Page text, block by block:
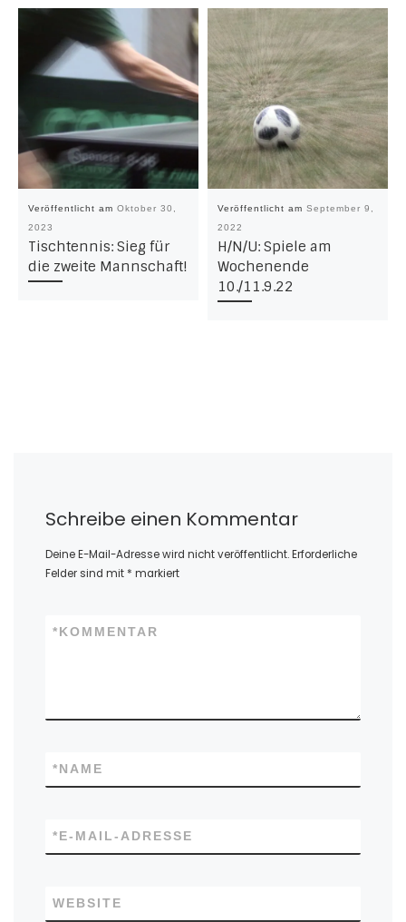
Veröffentlicht am Oktober 30,
2023
Tischtennis: Sieg für
die zweite Mannschaft!
Veröffentlicht am September 9,
2022
H/N/U: Spiele am
Wochenende
10./11.9.22
Schreibe einen Kommentar
Deine E-Mail-Adresse wird nicht veröffentlicht.Erforderliche
Felder sind mit * markiert
KOMMENTAR
*
NAME
*
E-MAIL-ADRESSE
*
WEBSITE